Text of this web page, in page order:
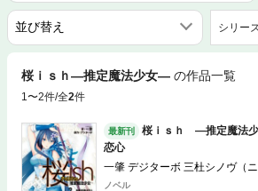
シリー
桜ｉｓｈ―推定魔法少女― の作品一覧
1〜2件/全2件
最新刊
桜ｉｓｈ ―推定魔法
恋心
一肇 デジターボ 三杜シノヴ（ニ
ノベル